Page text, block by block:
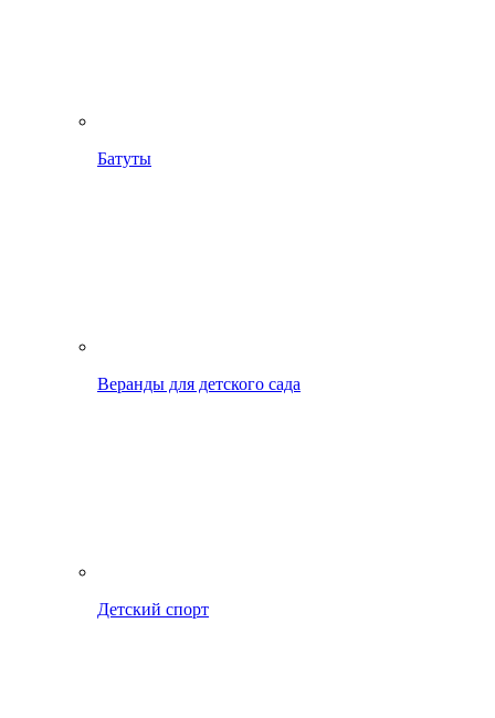
Батуты
Веранды для детского сада
Детский спорт